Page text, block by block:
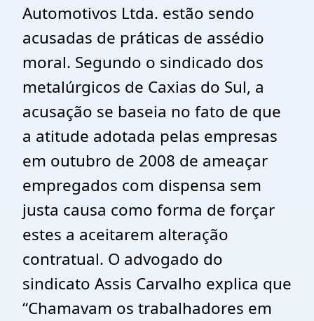
Automotivos Ltda. estão sendo
acusadas de práticas de assédio
moral. Segundo o sindicado dos
metalúrgicos de Caxias do Sul, a
acusação se baseia no fato de que
a atitude adotada pelas empresas
em outubro de 2008 de ameaçar
empregados com dispensa sem
justa causa como forma de forçar
estes a aceitarem alteração
contratual. O advogado do
sindicato Assis Carvalho explica que
“Chamavam os trabalhadores em